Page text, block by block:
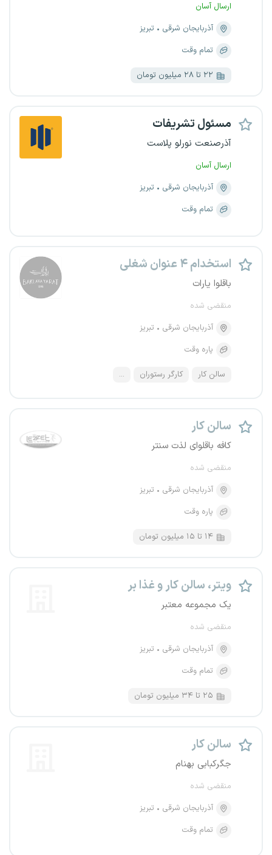
ارسال آسان
آذربایجان شرقی
تبریز
تمام وقت
۲۲ تا ۲۸ میلیون تومان
مسئول تشریفات
آذرصنعت نورلو پلاست
ارسال آسان
آذربایجان شرقی
تبریز
تمام وقت
استخدام ۴ عنوان شغلی
باقلوا یارات
منقضی شده
آذربایجان شرقی
تبریز
پاره وقت
سالن کار کارگر رستوران ...
سالن کار
کافه باقلوای لذت سنتر
منقضی شده
آذربایجان شرقی
تبریز
پاره وقت
۱۴ تا ۱۵ میلیون تومان
ویتر، سالن کار و غذا بر
یک مجموعه معتبر
منقضی شده
آذربایجان شرقی
تبریز
تمام وقت
۲۵ تا ۳۴ میلیون تومان
سالن کار
جگرکبابی بهنام
منقضی شده
آذربایجان شرقی
تبریز
تمام وقت